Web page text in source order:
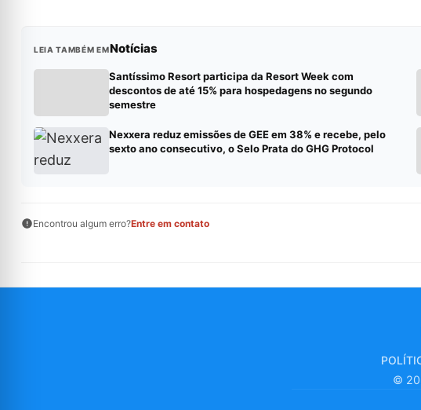
LEIA TAMBÉM EMNotícias
Santíssimo Resort participa da Resort Week com
descontos de até 15% para hospedagens no segundo
semestre
Nexxera reduz emissões de GEE em 38% e recebe, pelo
sexto ano consecutivo, o Selo Prata do GHG Protocol
Encontrou algum erro?Entre em contato
©